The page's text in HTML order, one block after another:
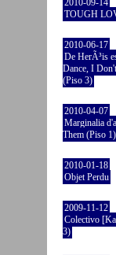
TOUGH
2010-06-17
De HerÃ³is
Dance, I
(Piso 3)
2010-04-07
Marginalia
Them (Piso 1)
2010-01-18
Objet Perdu
2009-11-12
Colectivo
3)